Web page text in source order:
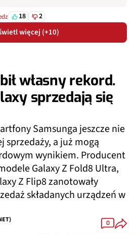
18 2
więcej (+10)
własny rekord.
sprzedają się
Samsunga jeszcze nie
sprzedaży, a już mogą
wynikiem. Producent
Galaxy Z Fold8 Ultra,
Z Flip8 zanotowały
składanych urządzeń w
0